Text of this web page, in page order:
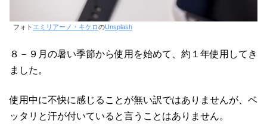
フォト エミリアーノ・キケロのUnsplash
８－９月の暑い季節から使用を始めて、約１年使用してき
ました。
使用中に不快に感じることが無い訳ではありませんが、ベ
ッタリと汗が付いていると言うことはありません。